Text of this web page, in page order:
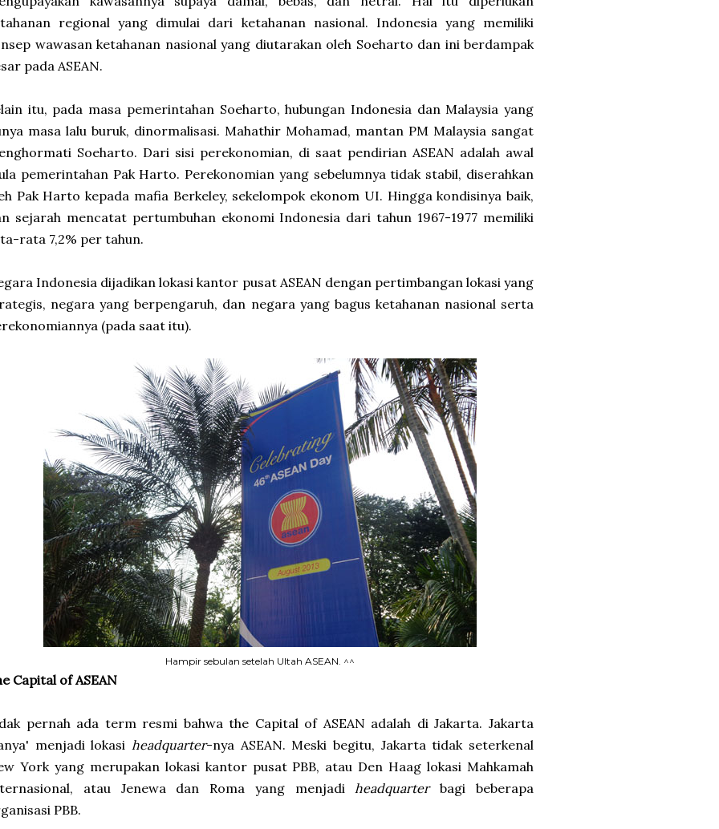
regional yang dimulai dari ketahanan nasional. Indonesia yang memiliki
wawasan ketahanan nasional yang diutarakan oleh Soeharto dan ini berdampak
pada ASEAN.
itu, pada masa pemerintahan Soeharto, hubungan Indonesia dan Malaysia yang
masa lalu buruk, dinormalisasi. Mahathir Mohamad, mantan PM Malaysia sangat
Soeharto. Dari sisi perekonomian, di saat pendirian ASEAN adalah awal
pemerintahan Pak Harto. Perekonomian yang sebelumnya tidak stabil, diserahkan
Pak Harto kepada mafia Berkeley, sekelompok ekonom UI. Hingga kondisinya baik,
sejarah mencatat pertumbuhan ekonomi Indonesia dari tahun 1967-1977 memiliki
rata 7,2% per tahun.
Indonesia dijadikan lokasi kantor pusat ASEAN dengan pertimbangan lokasi yang
negara yang berpengaruh, dan negara yang bagus ketahanan nasional serta
(pada saat itu).
Hampir sebulan setelah Ultah ASEAN. ^^
Capital of ASEAN
pernah ada term resmi bahwa the Capital of ASEAN adalah di Jakarta. Jakarta
menjadi lokasi headquarter-nya ASEAN. Meski begitu, Jakarta tidak seterkenal
York yang merupakan lokasi kantor pusat PBB, atau Den Haag lokasi Mahkamah
atau Jenewa dan Roma yang menjadiheadquarterbagi beberapa
PBB.